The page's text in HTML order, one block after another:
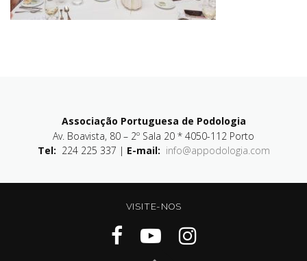
Associação Portuguesa de Podologia
Av. Boavista, 80 – 2º Sala 20 * 4050-112 Porto
Tel: 224 225 337 | E-mail: info@appodologia.com
VISITE-NOS